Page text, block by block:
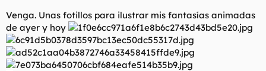
Venga. Unas fotillos para ilustrar mis fantasías animadas
de ayer y hoy